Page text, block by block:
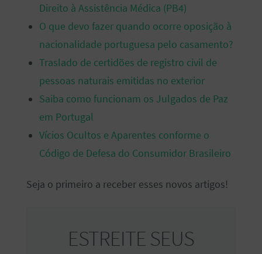
Direito à Assistência Médica (PB4)
O que devo fazer quando ocorre oposição à
nacionalidade portuguesa pelo casamento?
Traslado de certidões de registro civil de
pessoas naturais emitidas no exterior
Saiba como funcionam os Julgados de Paz
em Portugal
Vícios Ocultos e Aparentes conforme o
Código de Defesa do Consumidor Brasileiro
Seja o primeiro a receber esses novos artigos!
ESTREITE SEUS